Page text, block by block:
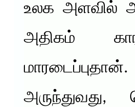
உலக அளவில்
அதிகம்
அருந்துவது,